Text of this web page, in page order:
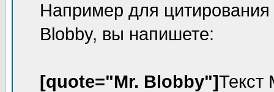
Например для цитирования
Blobby, вы напишете:
[quote="Mr. Blobby"]Текст